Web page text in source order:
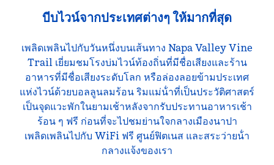
บีบไวน์จากประเทศต่างๆ ให้มากที่สุด
เพลิดเพลินไปกับวันหนึ่งบนเส้นทาง Napa Valley Vine
Trail เยี่ยมชมโรงบ่มไวน์ท้องถิ่นที่มีชื่อเสียงและร้าน
อาหารที่มีชื่อเสียงระดับโลก หรือล่องลอยข้ามประเทศ
แห่งไวน์ด้วยบอลลูนลมร้อน ริมแม่น้ําที่เป็นประวัติศาสตร์
เป็นจุดแวะพักในยามเช้าหลังจากรับประทานอาหารเช้า
ร้อน ๆ ฟรี ก่อนที่จะไปชมย่านใจกลางเมืองนาปา
เพลิดเพลินไปกับ WiFi ฟรี ศูนย์ฟิตเนส และสระว่ายน้ํา
กลางแจ้งของเรา